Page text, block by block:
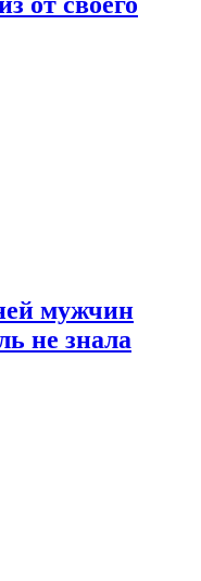
мужчин
не знала